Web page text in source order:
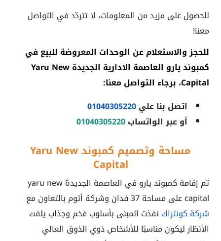
للحصول على مزيد من المعلومات، لا تتردّد في التواصل
معنا!
للحجز والاستعلام عن الوحدات المعروضة للبيع في
كمبوند يارو العاصمة الادارية الجديدة Yaru New
Capital، برجاء التواصل معنا:
اتصل بنا علي01040305220
أو عبر الواتساب01040305220
مساحة وتصميم كمبوند Yaru New
Capital
تم إقامة كمبوند يارو في العاصمة الجديدةyaru new
capitalعلى مساحة 37 فدان وشركة أتوم بالتعاون مع
شركة كونتراك نفذت المبنى بأسلوب فخم وجذاب يلفت
الأنظار ليكون مناسبًا للأشخاص ذوي الذوق العالي